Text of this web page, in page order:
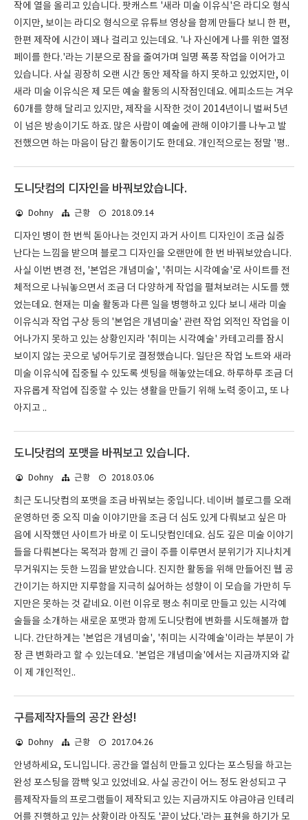
작에 열을 올리고 있습니다. 팟캐스트 '새라 미술 이유식'은 라디오 형식
이지만, 보이는 라디오 형식으로 유튜브 영상을 함께 만들다 보니 한 편,
한편 제작에 시간이 꽤나 걸리고 있는데요. '나 자신에게 나를 위한 열정
페이를 한다.'라는 기분으로 잠을 줄여가며 일명 폭풍 작업을 이어가고
있습니다. 사실 굉장히 오랜 시간 동안 제작을 하지 못하고 있었지만, 이
새라 미술 이유식은 제 모든 예술 활동의 시작점인데요. 에피소드는 겨우
60개를 향해 달리고 있지만, 제작을 시작한 것이 2014년이니 벌써 5년
이 넘은 방송이기도 하죠. 많은 사람이 예술에 관해 이야기를 나누고 발
전했으면 하는 마음이 담긴 활동이기도 한데요. 개인적으로는 정말 '평..
도니닷컴의 디자인을 바꿔보았습니다.
Dohny 근황 2018.09.14
디자인 병이 한 번씩 돋아나는 것인지 과거 사이트 디자인이 조금 싫증
난다는 느낌을 받으며 블로그 디자인을 오랜만에 한 번 바꿔보았습니다.
사실 이번 변경 전, '본업은 개념미술', '취미는 시각예술'로 사이트를 전
체적으로 나눠놓으면서 조금 더 다양하게 작업을 펼쳐보려는 시도를 했
었는데요. 현재는 미술 활동과 다른 일을 병행하고 있다 보니 새라 미술
이유식과 작업 구상 등의 '본업은 개념미술' 관련 작업 외적인 작업을 이
어나가지 못하고 있는 상황인지라 '취미는 시각예술' 카테고리를 잠시
보이지 않는 곳으로 넣어두기로 결정했습니다. 일단은 작업 노트와 새라
미술 이유식에 집중될 수 있도록 셋팅을 해놓았는데요. 하루하루 조금 더
자유롭게 작업에 집중할 수 있는 생활을 만들기 위해 노력 중이고, 또 나
아지고 ..
도니닷컴의 포맷을 바꿔보고 있습니다.
Dohny 근황 2018.03.06
최근 도니닷컴의 포맷을 조금 바꿔보는 중입니다. 네이버 블로그를 오래
운영하던 중 오직 미술 이야기만을 조금 더 심도 있게 다뤄보고 싶은 마
음에 시작했던 사이트가 바로 이 도니닷컴인데요. 심도 깊은 미술 이야기
들을 다뤄본다는 목적과 함께 긴 글이 주를 이루면서 분위기가 지나치게
무거워지는 듯한 느낌을 받았습니다. 진지한 활동을 위해 만들어진 웹 공
간이기는 하지만 지루함을 지극히 싫어하는 성향이 이 모습을 가만히 두
지만은 못하는 것 같네요. 이런 이유로 평소 취미로 만들고 있는 시각예
술들을 소개하는 새로운 포맷과 함께 도니닷컴에 변화를 시도해볼까 합
니다. 간단하게는 '본업은 개념미술', '취미는 시각예술'이라는 부분이 가
장 큰 변화라고 할 수 있는데요. '본업은 개념미술'에서는 지금까지와 같
이 제 개인적인..
구름제작자들의 공간 완성!
Dohny 근황 2017.04.26
안녕하세요, 도니입니다. 공간을 열심히 만들고 있다는 포스팅을 하고는
완성 포스팅을 깜빡 잊고 있었네요. 사실 공간이 어느 정도 완성되고 구
름제작자들의 프로그램들이 제작되고 있는 지금까지도 야금야금 인테리
어를 진행하고 있는 상황이라 아직도 '끝이 났다.'라는 표현을 하기가 모